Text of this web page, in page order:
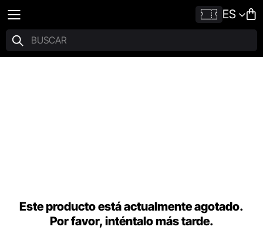
ES
Este producto está actualmente agotado.
Por favor, inténtalo más tarde.